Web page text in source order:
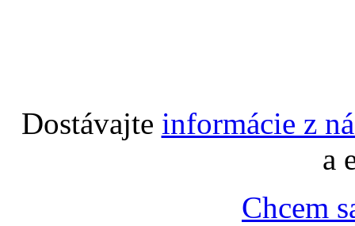
Dostávajte informácie z
a
Chcem